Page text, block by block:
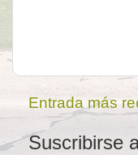
Entrada más
Suscribirse